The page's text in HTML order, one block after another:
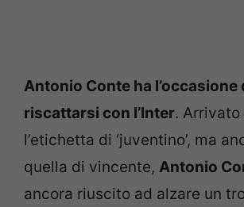
Antonio Conte ha l’occasione
riscattarsi con l’Inter. Arrivato
l’etichetta di ‘juventino’, ma
quella di vincente, Antonio
ancora riuscito ad alzare un